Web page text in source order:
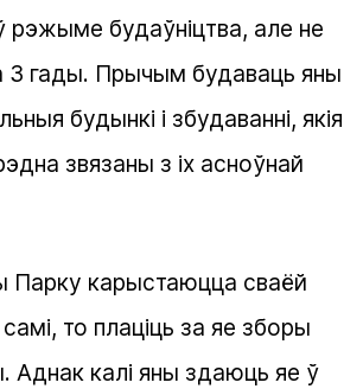
рэжыме будаўніцтва, але не
3 гады. Прычым будаваць яны
будынкі і збудаванні, якія
звязаны з іх асноўнай
Парку карыстаюцца сваёй
то плаціць за яе зборы
Аднак калі яны здаюць яе ў